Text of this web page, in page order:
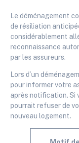
Le déménagement
de résiliation
considérablement
reconnaissance
par les assureurs.
Lors d’un
pour informer votre
après notification. Si
pourrait refuser de
nouveau logement.